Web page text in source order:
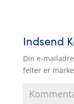
Indsend
Din e-
felter er